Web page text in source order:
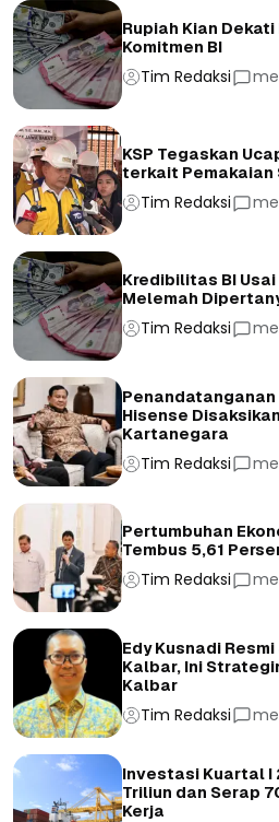
Rupiah Kian
Komitmen BI
Tim Redaksi
KSP Tegaskan
terkait Pemakaian
Tim Redaksi
Kredibilitas BI
Melemah
Tim Redaksi
Hisense
Kartanegara
Tim Redaksi
Pertumbuhan
Tembus 5,61
Tim Redaksi
Edy Kusnadi
Kalbar, Ini
Kalbar
Tim Redaksi
Investasi Kuartal I
Triliun dan Serap
Kerja